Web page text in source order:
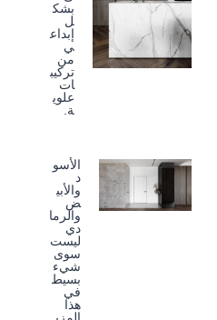
بشك
ل
إبداع
ي
من
تركيب
ات
علوي
ة.
الأسو
د
والأبي
ض
والرما
دي
ليست
سوى
شيء
بسيط
في
هذا